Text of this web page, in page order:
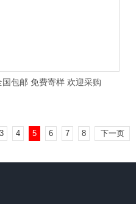
包邮 免费寄样 欢迎采购
3 4 5 6 7 8 下一页